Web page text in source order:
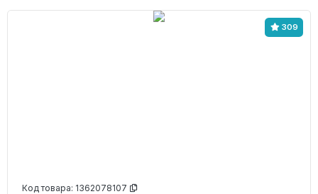
309
Код товара: 1362078107